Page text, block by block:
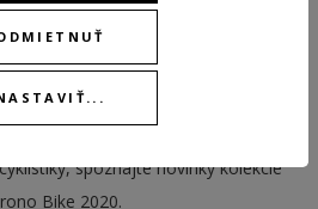
vodotesnosti, prinášajú
moderných farebných variantov a
do cyklistiky po celom svete.
spoznajte novinky kolekcie
Bike 2020.